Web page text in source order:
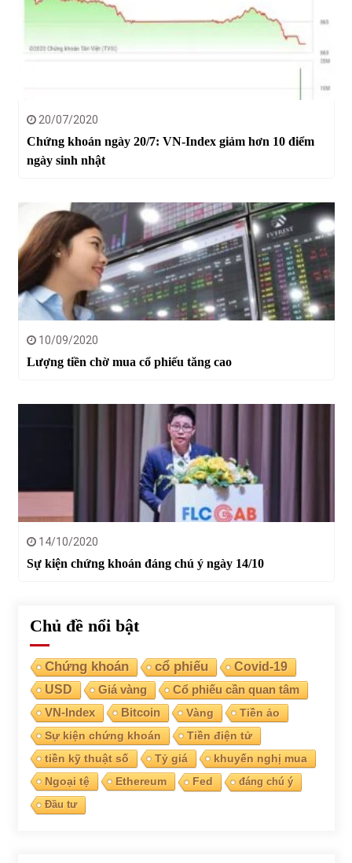
20/07/2020
Chứng khoán ngày 20/7: VN-Index giảm hơn 10 điểm
ngày sinh nhật
10/09/2020
Lượng tiền chờ mua cổ phiếu tăng cao
14/10/2020
Sự kiện chứng khoán đáng chú ý ngày 14/10
Chủ đề nổi bật
Chứng khoán cổ phiếu
Covid-19
USD
Giá vàng Cổ phiếu cần quan tâm
VN-Index Bitcoin Vàng
Tiền ảo
Sự kiện chứng khoán
Tiền điện tử
tiền kỹ thuật số
Tỷ giá
khuyến nghị mua
Ngoại tệ
Ethereum Fed
đáng chú ý
Đầu tư